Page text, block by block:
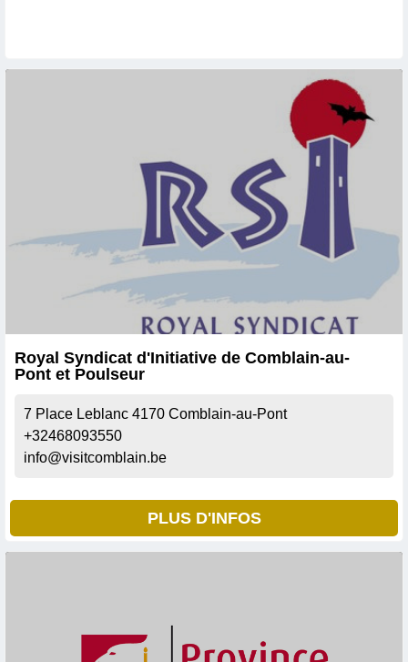
Royal Syndicat d'Initiative de Comblain-au-
Pont et Poulseur
7 Place Leblanc 4170 Comblain-au-Pont
+32468093550
info@visitcomblain.be
PLUS D'INFOS